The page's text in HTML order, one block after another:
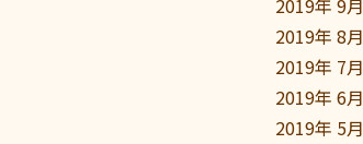
2019年 9月
2019年 8月
2019年 7月
2019年 6月
2019年 5月